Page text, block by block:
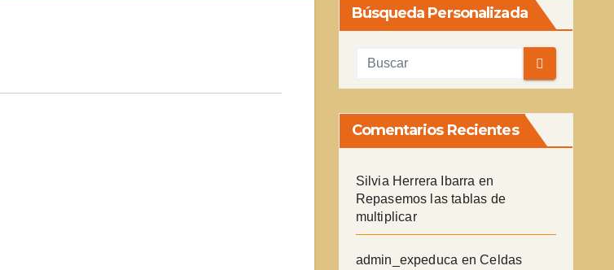
Búsqueda Personalizada
Comentarios Recientes
Silvia Herrera Ibarra en
Repasemos las tablas de
multiplicar
admin_expeduca enCeldas